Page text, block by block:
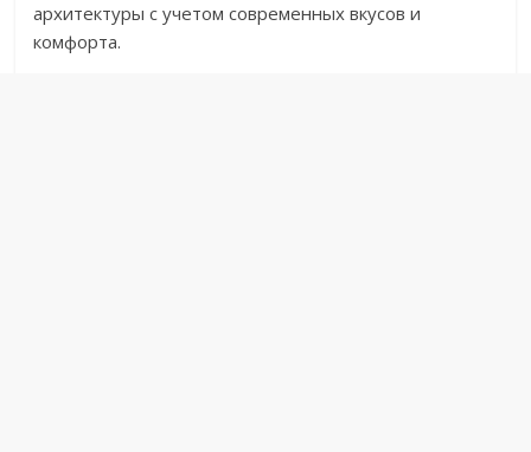
архитектуры с учетом современных вкусов и
комфорта.